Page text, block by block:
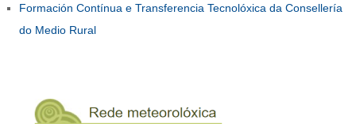
Formación Contínua e Transferencia Tecnolóxica da Consellería
do Medio Rural